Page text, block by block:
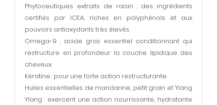
Phytoceutiques extraits de raisin : des ingrédients
certifiés par ICEA, riches en polyphénols et aux
pouvoirs antioxydants très élevés.
Omega-9 : acide gras essentiel conditionnant qui
restructure en profondeur la couche lipidique des
cheveux.
Kératine : pour une forte action restructurante.
Huiles essentielles de mandarine, petit grain et Ylang
Ylang : exercent une action nourrissante, hydratante